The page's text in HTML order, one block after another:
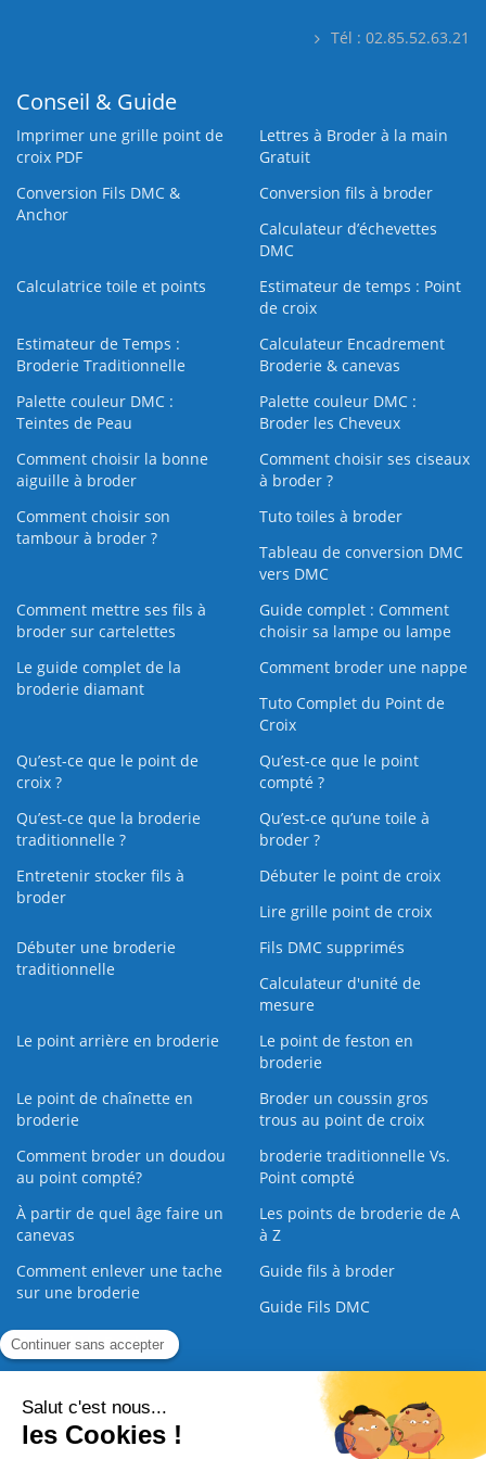
Tél : 02.85.52.63.21
Conseil & Guide
Imprimer une grille point de
croix PDF
Lettres à Broder à la main
Gratuit
Conversion Fils DMC &
Anchor
Conversion fils à broder
Calculateur d’échevettes
DMC
Calculatrice toile et points
Estimateur de temps : Point
de croix
Estimateur de Temps :
Broderie Traditionnelle
Calculateur Encadrement
Broderie & canevas
Palette couleur DMC :
Teintes de Peau
Palette couleur DMC :
Broder les Cheveux
Comment choisir la bonne
aiguille à broder
Comment choisir ses ciseaux
à broder ?
Comment choisir son
tambour à broder ?
Tuto toiles à broder
Tableau de conversion DMC
vers DMC
Comment mettre ses fils à
broder sur cartelettes
Guide complet : Comment
choisir sa lampe ou lampe
Le guide complet de la
broderie diamant
Comment broder une nappe
Tuto Complet du Point de
Croix
Qu’est-ce que le point de
croix ?
Qu’est-ce que le point
compté ?
Qu’est-ce que la broderie
traditionnelle ?
Qu’est‑ce qu’une toile à
broder ?
Entretenir stocker fils à
broder
Débuter le point de croix
Lire grille point de croix
Débuter une broderie
traditionnelle
Fils DMC supprimés
Calculateur d'unité de
mesure
Le point arrière en broderie
Le point de feston en
broderie
Le point de chaînette en
broderie
Broder un coussin gros
trous au point de croix
Comment broder un doudou
au point compté?
broderie traditionnelle Vs.
Point compté
À partir de quel âge faire un
canevas
Les points de broderie de A
à Z
Comment enlever une tache
sur une broderie
Guide fils à broder
Guide Fils DMC
Guide de la Broderie